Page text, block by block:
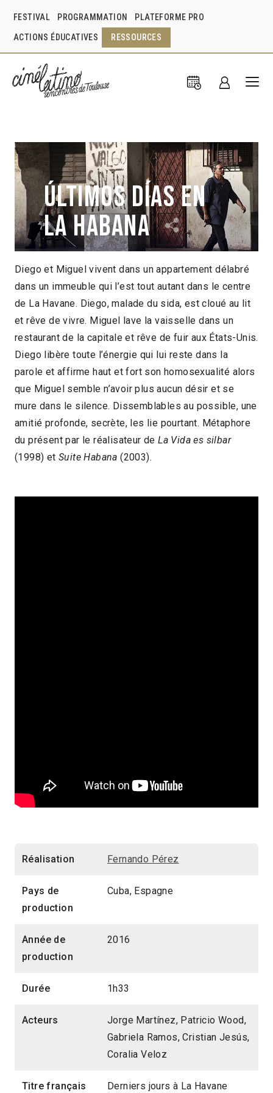
FESTIVAL PROGRAMMATION PLATEFORME PRO
ACTIONS ÉDUCATIVES RESSOURCES
Últimos días en
La Habana
Fernando Pérez Cuba 2016
1h33
2018 > Découvertes Fiction
2018 > Séances spéciales
Diego et Miguel vivent dans un appartement délabré
dans un immeuble qui l’est tout autant dans le centre
de La Havane. Diego, malade du sida, est cloué au lit
et rêve de vivre. Miguel lave la vaisselle dans un
restaurant de la capitale et rêve de fuir aux États-Unis.
Diego libère toute l’énergie qui lui reste dans la
parole et affirme haut et fort son homosexualité alors
que Miguel semble n’avoir plus aucun désir et se
mure dans le silence. Dissemblables au possible, une
amitié profonde, secrète, les lie pourtant. Métaphore
du présent par le réalisateur deLa Vida es silbar
(1998) etSuite Habana(2003).
Réalisation Fernando Pérez
Pays de
production
Cuba, Espagne
Année de
production
2016
Durée 1h33
Acteurs
Jorge Martínez, Patricio Wood,
Gabriela Ramos, Cristian Jesús,
Coralia Veloz
Titre français Derniers jours à La Havane